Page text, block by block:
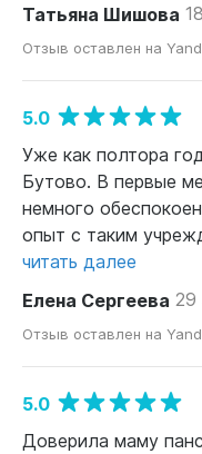
Татьяна Шишова
Отзыв оставлен на
5.0
Уже как полтора
Бутово. В первые
немного
опыт с таким
читать далее
Елена Сергеева 29
Отзыв оставлен на
5.0
Доверила маму